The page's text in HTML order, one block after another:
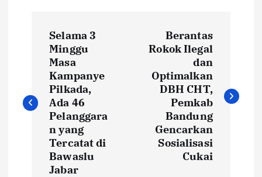
t
Selama 3
Minggu
Masa
Kampanye
Pilkada,
Ada 46
Pelanggara
n yang
Tercatat di
Bawaslu
Jabar
Berantas
Rokok Ilegal
dan
Optimalkan
DBH CHT,
Pemkab
Bandung
Gencarkan
Sosialisasi
Cukai